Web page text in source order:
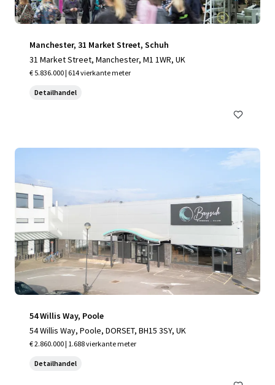
Manchester, 31 Market Street, Schuh
31 Market Street, Manchester, M1 1WR, UK
€ 5.836.000 | 614 vierkante meter
Detailhandel
54 Willis Way, Poole
54 Willis Way, Poole, DORSET, BH15 3SY, UK
€ 2.860.000 | 1.688 vierkante meter
Detailhandel